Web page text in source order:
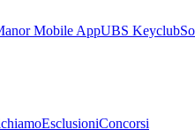
Mobile AppUBS Keyclub
EsclusioniConcorsi